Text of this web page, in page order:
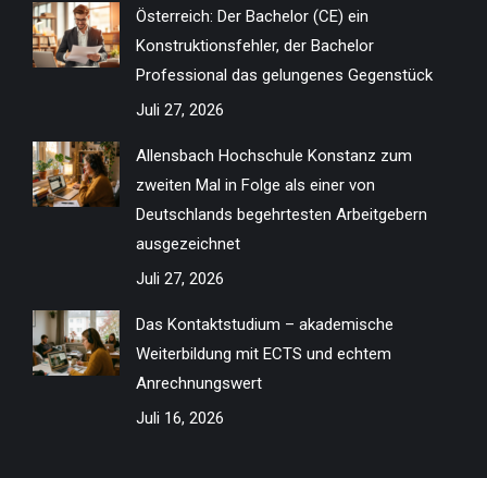
new
window
new
window
new
window
new
window
new
window
new
window
new
window
new
window
Österreich: Der Bachelor (CE) ein
Konstruktionsfehler, der Bachelor
Professional das gelungenes Gegenstück
Juli 27, 2026
Allensbach Hochschule Konstanz zum
zweiten Mal in Folge als einer von
Deutschlands begehrtesten Arbeitgebern
ausgezeichnet
Juli 27, 2026
Das Kontaktstudium – akademische
Weiterbildung mit ECTS und echtem
Anrechnungswert
Juli 16, 2026